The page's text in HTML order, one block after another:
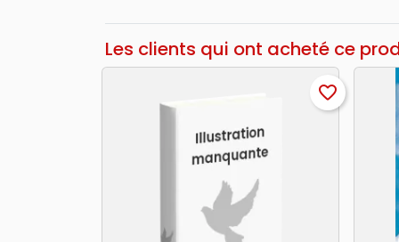
Les clients qui ont acheté ce
favorite_border